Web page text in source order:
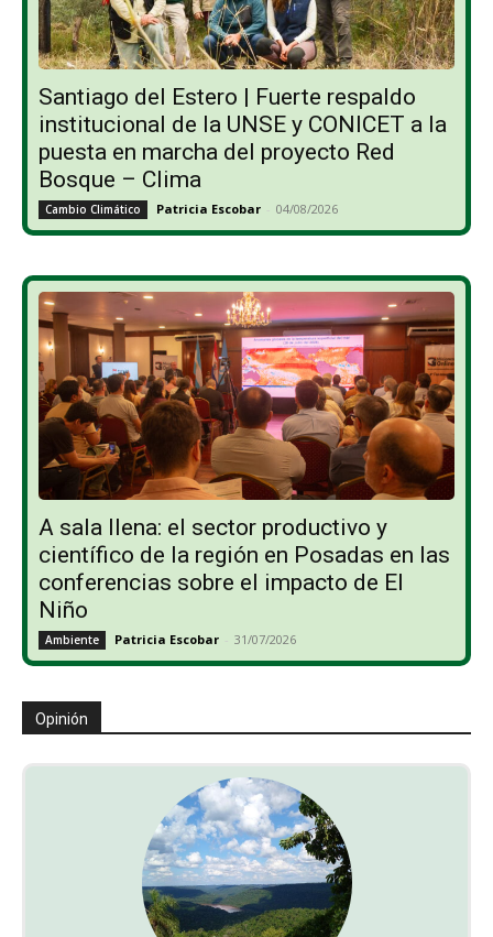
Santiago del Estero | Fuerte respaldo
institucional de la UNSE y CONICET a la
puesta en marcha del proyecto Red
Bosque – Clima
Cambio Climático Patricia Escobar - 04/08/2026
A sala llena: el sector productivo y
científico de la región en Posadas en las
conferencias sobre el impacto de El
Niño
Ambiente Patricia Escobar - 31/07/2026
Opinión